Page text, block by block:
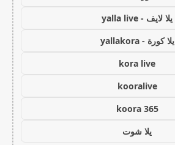
يلا لايف - yalla live
يلا كورة - yallakora
kora live
kooralive
koora 365
يلا شوت